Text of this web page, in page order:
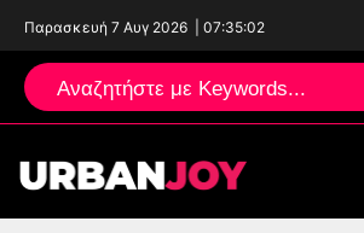
Παρασκευή 7 Αυγ 2026 07:35:03
Μεταπηδήστε